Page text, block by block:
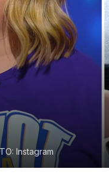
Instagram